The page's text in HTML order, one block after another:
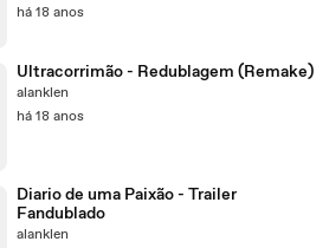
há 18 anos
Ultracorrimão - Redublagem (Remake)
alanklen
há 18 anos
Diario de uma Paixão - Trailer
Fandublado
alanklen